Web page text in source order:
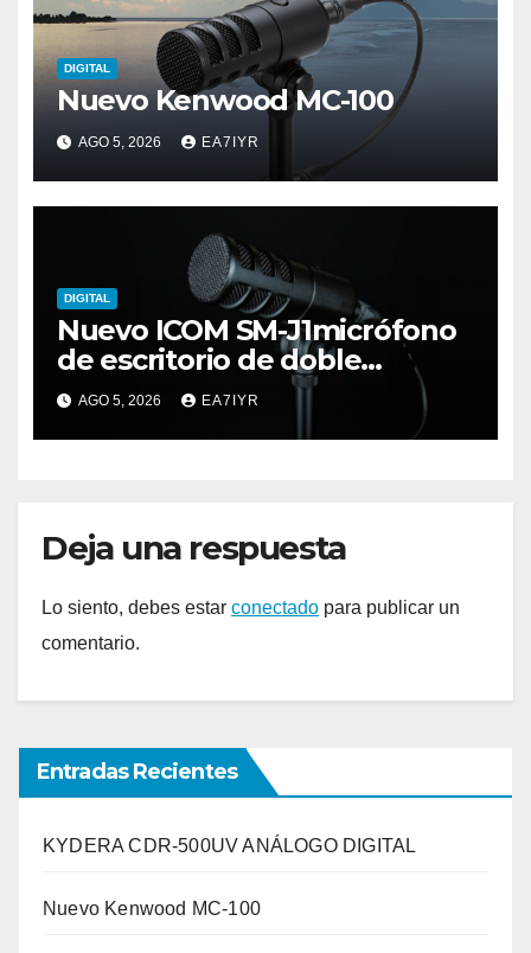
DIGITAL
Nuevo Kenwood MC-100
AGO 5, 2026 EA7IYR
DIGITAL
Nuevo ICOM SM-J1micrófono
de escritorio de doble
elemento premium
AGO 5, 2026 EA7IYR
Deja una respuesta
Lo siento, debes estar conectado para publicar un
comentario.
Entradas Recientes
KYDERA CDR-500UV ANÁLOGO DIGITAL
Nuevo Kenwood MC-100